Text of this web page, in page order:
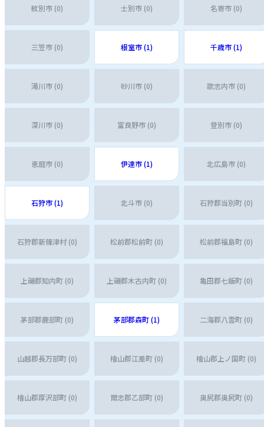
紋別市 (0) 士別市 (0) 名寄市 (0)
三笠市 (0) 根室市 (1) 千歳市 (1)
滝川市 (0) 砂川市 (0) 歌志内市 (0)
深川市 (0) 富良野市 (0) 登別市 (0)
恵庭市 (0) 伊達市 (1) 北広島市 (0)
石狩市 (1) 北斗市 (0) 石狩郡当別町 (0)
石狩郡新篠津村 (0) 松前郡松前町 (0) 松前郡福島町 (0)
上磯郡知内町 (0) 上磯郡木古内町 (0) 亀田郡七飯町 (0)
茅部郡鹿部町 (0) 茅部郡森町 (1) 二海郡八雲町 (0)
山越郡長万部町 (0) 檜山郡江差町 (0) 檜山郡上ノ国町 (0)
檜山郡厚沢部町 (0) 爾志郡乙部町 (0) 奥尻郡奥尻町 (0)